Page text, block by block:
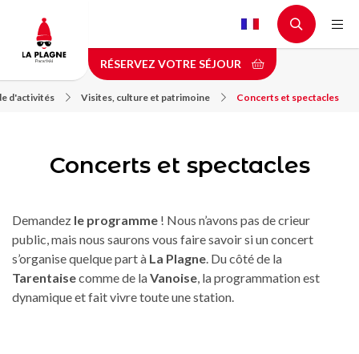
contenu
principal
RÉSERVEZ VOTRE SÉJOUR
d'activités Visites, culture et patrimoine Concerts et spectacles
Concerts et spectacles
Demandez le programme ! Nous n’avons pas de crieur
public, mais nous saurons vous faire savoir si un concert
s’organise quelque part à La Plagne. Du côté de la
Tarentaisecomme de laVanoise, la programmation est
dynamique et fait vivre toute une station.